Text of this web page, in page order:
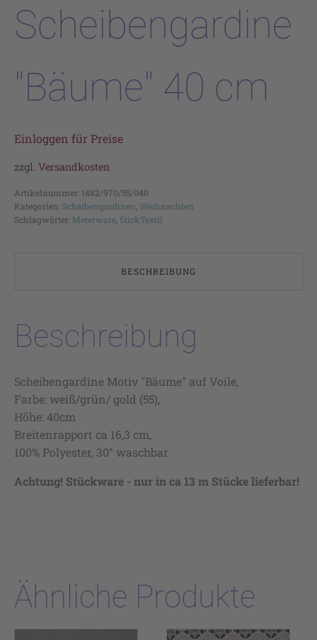
Scheibengardine
"Bäume" 40 cm
Einloggen für Preise
zzgl. Versandkosten
Artikelnummer: 1482/970/55/040
Kategorien: Scheibengardinen Weihnachten
Schlagwörter: Meterware StickTextil
BESCHREIBUNG
Beschreibung
Scheibengardine Motiv "Bäume" auf Voile,
Farbe: weiß/grün/ gold (55),
Höhe: 40cm
Breitenrapport ca 16,3 cm,
100% Polyester, 30° waschbar
Achtung! Stückware - nur in ca 13 m Stücke lieferbar!
Ähnliche Produkte